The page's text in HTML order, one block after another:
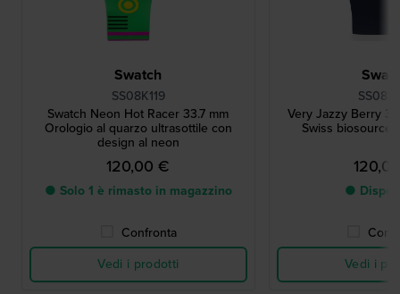
Swatch
SS08K119
Swatch Neon Hot Racer 33.7 mm
Orologio al quarzo ultrasottile con
design al neon
120,00 €
● Solo 1 è rimasto in magazzino
Confronta
Vedi i prodotti
Very Jazzy Berry
Swiss
●
Vedi i